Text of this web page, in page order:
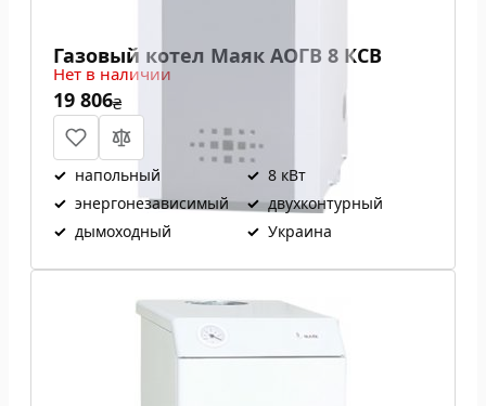
Газовый котел Маяк АОГВ 8 КСВ
Нет в наличии
19 806₴
✓ напольный ✓ 8 кВт
✓ энергонезависимый ✓ двухконтурный
✓ дымоходный ✓ Украина